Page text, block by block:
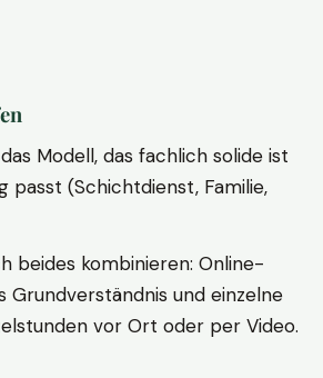
Modell, das fachlich solide ist
passt (Schichtdienst, Familie,
beides kombinieren: Online-
Grundverständnis und einzelne
vor Ort oder per Video.